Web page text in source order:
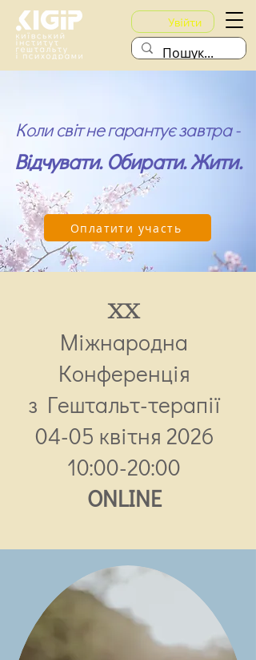
Увійти
Коли світ не гарантує завтра -
Відчувати. Обирати. Жити.
Оплатити участь
XX
Міжнародна
Конференція
з Гештальт-терапії​
04-05 квітня 2026
10:00-20:00​
ONLINE